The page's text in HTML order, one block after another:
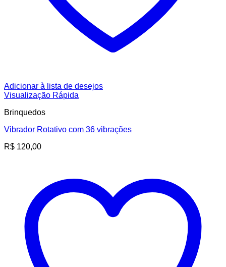
Adicionar à lista de desejos
Visualização Rápida
Brinquedos
Vibrador Rotativo com 36 vibrações
R$ 120,00